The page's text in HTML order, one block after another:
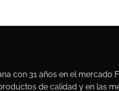
con 31 años en el mercado
de calidad y en las